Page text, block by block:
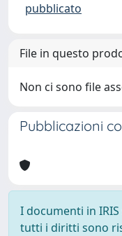
pubblicato
File in questo
Non ci sono file
Pubblicazioni
I documenti in
tutti i diritti sono